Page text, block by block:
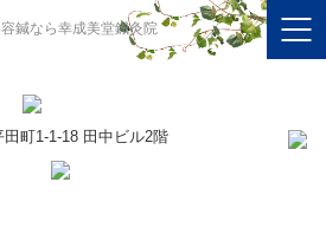
鍼なら幸成美堂鍼灸院
町1-1-18 田中ビル2階